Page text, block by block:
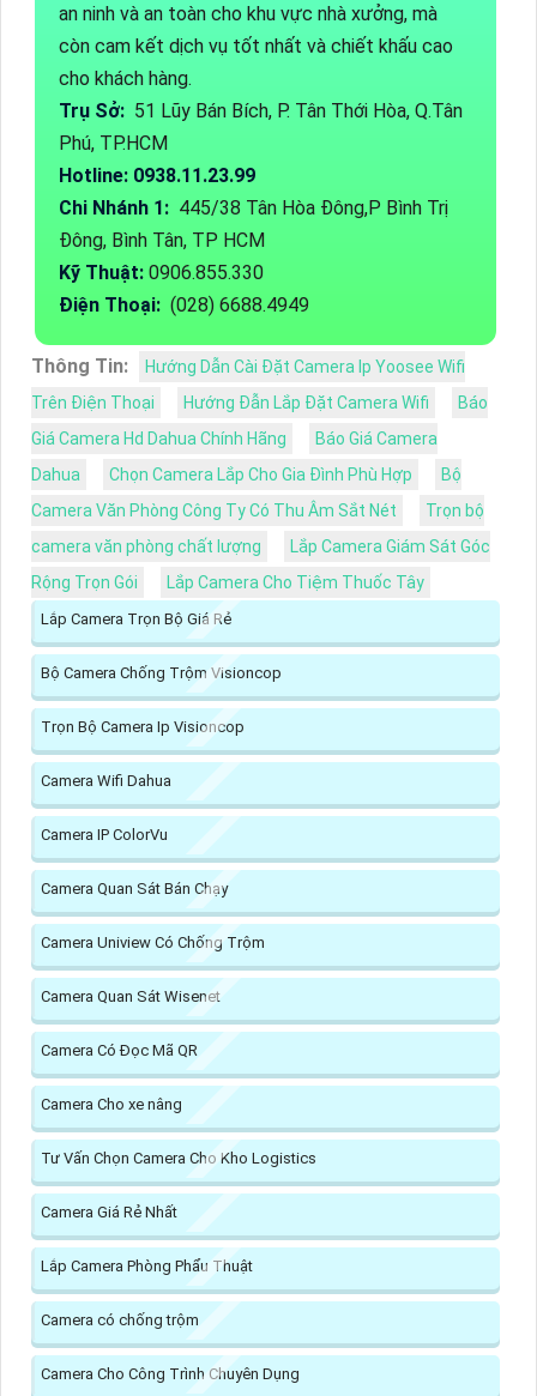
an ninh và an toàn cho khu vực nhà xưởng, mà
còn cam kết dịch vụ tốt nhất và chiết khấu cao
cho khách hàng.
Trụ Sở: 51 Lũy Bán Bích, P. Tân Thới Hòa, Q.Tân
Phú, TP.HCM
Hotline: 0938.11.23.99
Chi Nhánh 1: 445/38 Tân Hòa Đông,P Bình Trị
Đông, Bình Tân, TP HCM
Kỹ Thuật: 0906.855.330
Điện Thoại: (028) 6688.4949
Thông Tin:
Hướng Dẫn Cài Đặt Camera Ip Yoosee Wifi
Trên Điện Thoại
Hướng Đẫn Lắp Đặt Camera Wifi
Báo
Giá Camera Hd Dahua Chính Hãng
Báo Giá Camera
Dahua
Chọn Camera Lắp Cho Gia Đình Phù Hợp
Bộ
Camera Văn Phòng Công Ty Có Thu Âm Sắt Nét
Trọn bộ
camera văn phòng chất lượng
Lắp Camera Giám Sát Góc
Rộng Trọn Gói
Lắp Camera Cho Tiệm Thuốc Tây
Lắp Camera Trọn Bộ Giá Rẻ
Bộ Camera Chống Trộm Visioncop
Trọn Bộ Camera Ip Visioncop
Camera Wifi Dahua
Camera IP ColorVu
Camera Quan Sát Bán Chạy
Camera Uniview Có Chống Trộm
Camera Quan Sát Wisenet
Camera Có Đọc Mã QR
Camera Cho xe nâng
Tư Vấn Chọn Camera Cho Kho Logistics
Camera Giá Rẻ Nhất
Lắp Camera Phòng Phẩu Thuật
Camera có chống trộm
Camera Cho Công Trình Chuyên Dụng